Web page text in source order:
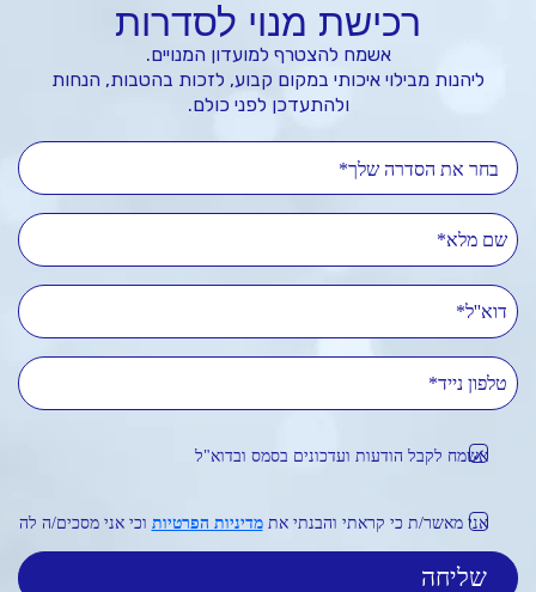
רכישת מנוי לסדרות
אשמח להצטרף למועדון המנויים.
ליהנות מבילוי איכותי במקום קבוע, לזכות בהטבות, הנחות
ולהתעדכן לפני כולם.
בחר את הסדרה שלך*
אשמח לקבל הודעות ועדכונים בסמס ובדוא"ל
אני מאשר/ת כי קראתי והבנתי אתמדיניות הפרטיות וכי אני מסכים/ה לה